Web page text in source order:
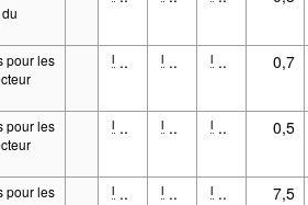
pour les
l .. l .. l .. 0,7
pour les
l .. l .. l .. 0,5
pour les
l .. l .. l .. 7,5